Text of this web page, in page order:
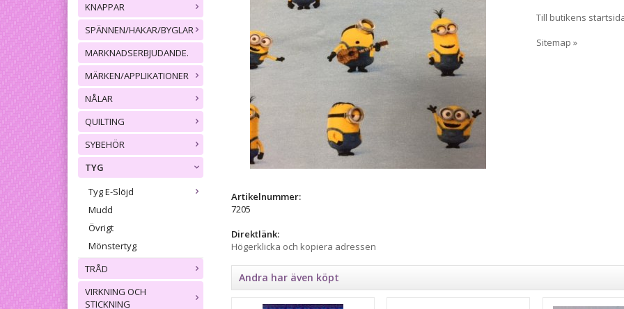
KNAPPAR
SPÄNNEN/HAKAR/BYGLAR
MARKNADSERBJUDANDE.
MÄRKEN/APPLIKATIONER
NÅLAR
QUILTING
SYBEHÖR
TYG
Tyg E-Slöjd
Mudd
Övrigt
Mönstertyg
TRÅD
VIRKNING OCH
STICKNING
Till butikens
Sitemap »
Artikelnummer:
7205
Direktlänk:
Högerklicka och kopiera adressen
Andra har även köpt